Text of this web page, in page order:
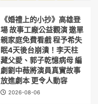
《婚禮上的小抄》高雄登
場 故事工廠公益觀演 邀單
親家庭免費看戲 程予希失
眠4天後台崩潰！李天柱
藏父愛、郭子乾憶病母 編
劇劉中薇將演員真實故事
放進劇本 更令人動容
2026-08-06